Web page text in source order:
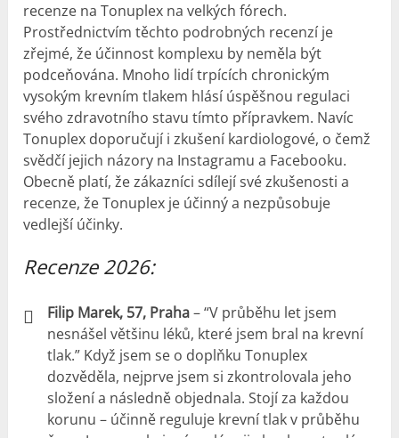
recenze na Tonuplex na velkých fórech.
Prostřednictvím těchto podrobných recenzí je
zřejmé, že účinnost komplexu by neměla být
podceňována. Mnoho lidí trpících chronickým
vysokým krevním tlakem hlásí úspěšnou regulaci
svého zdravotního stavu tímto přípravkem. Navíc
Tonuplex doporučují i ​​zkušení kardiologové, o čemž
svědčí jejich názory na Instagramu a Facebooku.
Obecně platí, že zákazníci sdílejí své zkušenosti a
recenze, že Tonuplex je účinný a nezpůsobuje
vedlejší účinky.
Recenze 2026:
Filip Marek, 57, Praha– “V průběhu let jsem
nesnášel většinu léků, které jsem bral na krevní
tlak.” Když jsem se o doplňku Tonuplex
dozvěděla, nejprve jsem si zkontrolovala jeho
složení a následně objednala. Stojí za každou
korunu – účinně reguluje krevní tlak v průběhu